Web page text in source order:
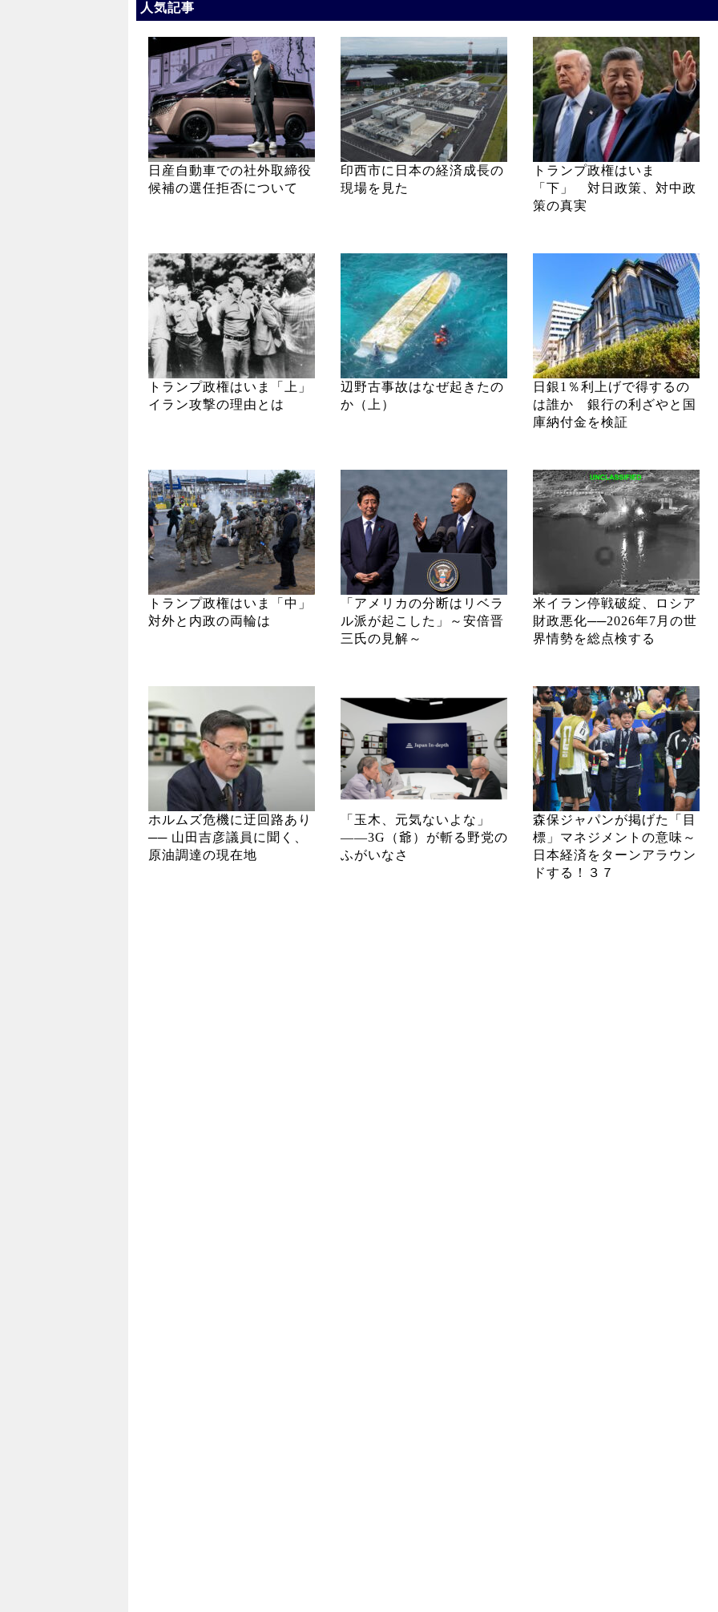
人気記事
日産自動車での社外取締役
候補の選任拒否について
印西市に日本の経済成長の
現場を見た
トランプ政権はいま
「下」 対日政策、対中政
策の真実
トランプ政権はいま「上」
イラン攻撃の理由とは
辺野古事故はなぜ起きたの
か（上）
日銀1％利上げで得するの
は誰か 銀行の利ざやと国
庫納付金を検証
トランプ政権はいま「中」
対外と内政の両輪は
「アメリカの分断はリベラ
ル派が起こした」～安倍晋
三氏の見解～
米イラン停戦破綻、ロシア
財政悪化──2026年7月の世
界情勢を総点検する
ホルムズ危機に迂回路あり
── 山田吉彦議員に聞く、
原油調達の現在地
「玉木、元気ないよな」
――3G（爺）が斬る野党の
ふがいなさ
森保ジャパンが掲げた「目
標」マネジメントの意味～
日本経済をターンアラウン
ドする！３７